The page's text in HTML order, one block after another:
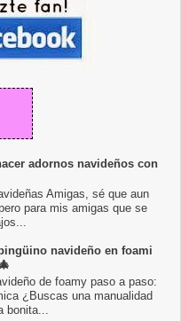
adornos navideños con
Amigas, sé que aun
para mis amigas que se
navideño en foami
de foamy paso a paso:
¿Buscas una manualidad